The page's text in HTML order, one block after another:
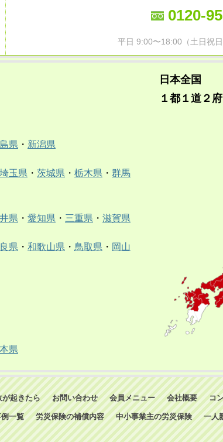
0120-
平日 9:00〜18:00（土日祝日
県 ・ 新潟県
埼玉県 ・ 茨城県 ・ 栃木県 ・ 群馬
県 ・ 愛知県 ・ 三重県 ・ 滋賀県
県 ・ 和歌山県 ・ 鳥取県 ・ 岡山
県
日本全国
１都１道２
が起きたら お問い合わせ 会員メニュー 会社概要 コ
一覧 労災保険の補償内容 中小事業主の労災保険 一人